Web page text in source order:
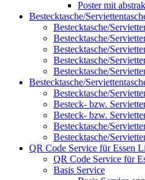
Poster mit
Bestecktasche/
Bestecktasche/
Bestecktasche/
Bestecktasche/
Bestecktasche/
Bestecktasche/
Bestecktasche/
Bestecktasche/
Besteck- bzw.
Besteck- bzw.
Bestecktasche/
Bestecktasche/
QR Code Service für Essen
QR Code Service für
Basis Service